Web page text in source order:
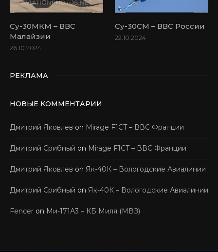
Су-30МКМ – ВВС
Малайзии
26.10.2024
Су-30СМ – ВВС России
22.10.2024
РЕКЛАМА
НОВЫЕ КОММЕНТАРИИ
Дмитрий Яковлев on Mirage F1CT – ВВС Франции
Дмитрий Срибный on Mirage F1CT – ВВС Франции
Дмитрий Яковлев on Як-40К – Вологодские Авиалинии
Дмитрий Срибный on Як-40К – Вологодские Авиалинии
Fencer on Ми-171А3 – КБ Миля (МВЗ)